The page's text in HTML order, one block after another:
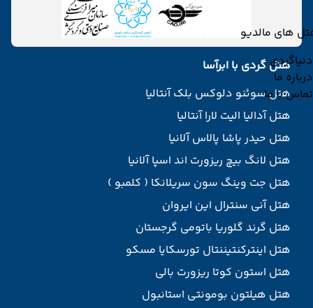
های مالدیو
دنیاگردی
درباره ما
تماس با ما
هتل گردی با ابرآسا
هتل سوئنو دلوکس بلک آنتالیا
هتل آدالیا الیت لارا آنتالیا
هتل حیدر پاشا پالاس آلانیا
هتل لانگ بیچ ریزورت اند اسپا آلانیا
هتل جت وینگ سون سریلانکا ( کلمبو )
هتل آنی سنترال این ایروان
هتل گرند گلوریا باتومی گرجستان
هتل اینترکنتیننتال تورسکایا مسکو
هتل استون کوتا ریزورت بالی
هتل هیلتون بومونتی استانبول